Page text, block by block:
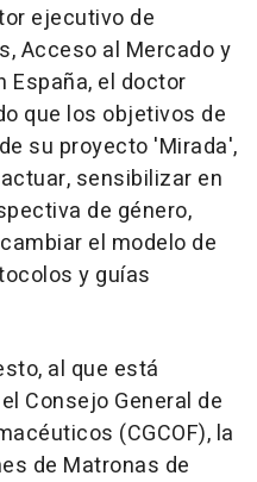
ejecutivo de
Acceso al Mercado y
España, el doctor
que los objetivos de
su proyecto 'Mirada',
sensibilizar en
de género,
el modelo de
y guías
al que está
Consejo General de
(CGCOF), la
de Matronas de